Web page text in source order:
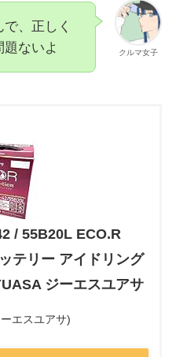
クルマ女子
、正しく
ないよ
/ 55B20L ECO.R
テリー アイドリング
ジーエスユアサ
エスユアサ)